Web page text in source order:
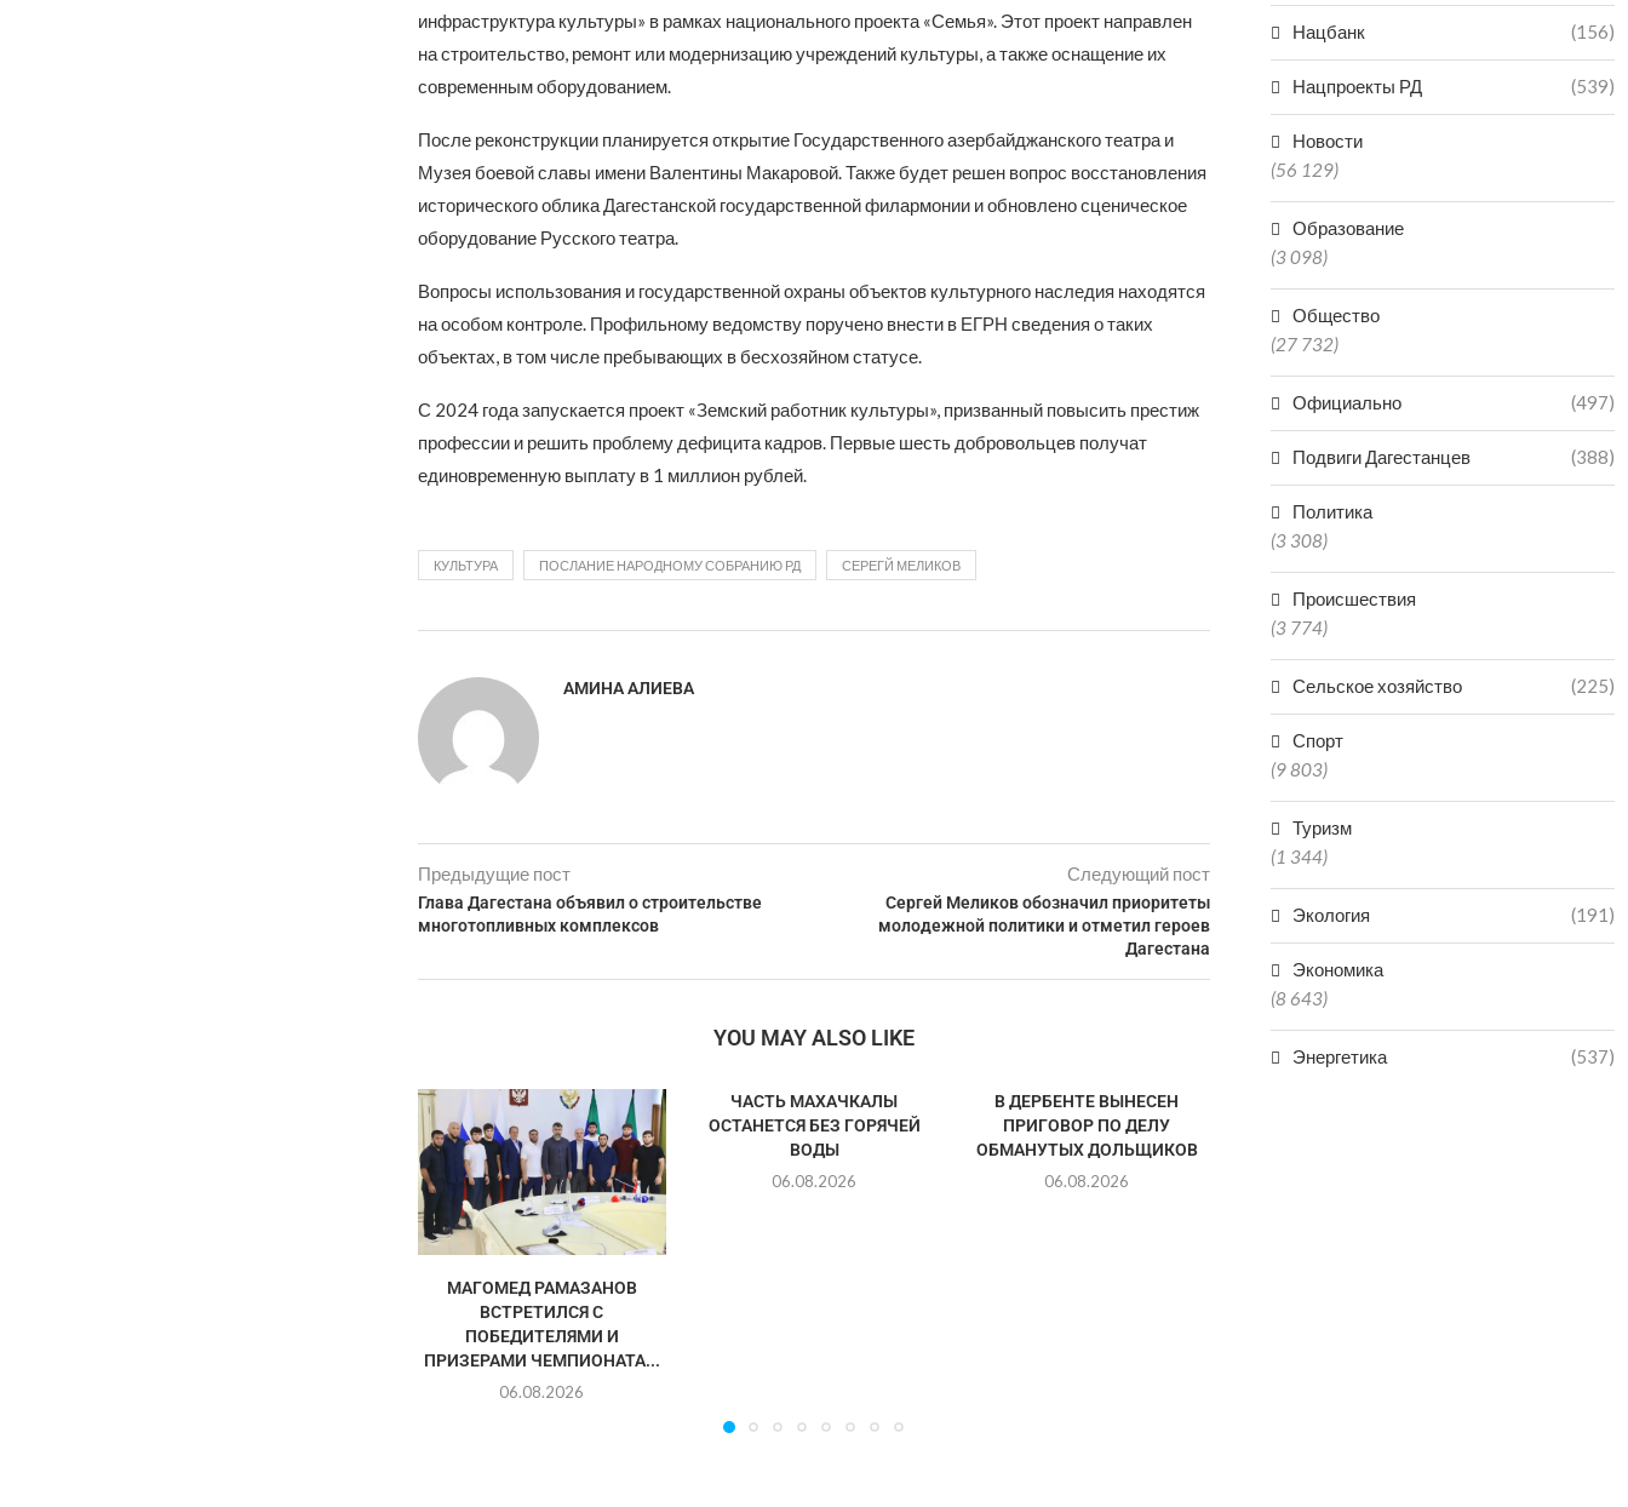
инфраструктура культуры» в рамках национального проекта «Семья». Этот проект направлен
на строительство, ремонт или модернизацию учреждений культуры, а также оснащение их
современным оборудованием.
После реконструкции планируется открытие Государственного азербайджанского театра и
Музея боевой славы имени Валентины Макаровой. Также будет решен вопрос восстановления
исторического облика Дагестанской государственной филармонии и обновлено сценическое
оборудование Русского театра.
Вопросы использования и государственной охраны объектов культурного наследия находятся
на особом контроле. Профильному ведомству поручено внести в ЕГРН сведения о таких
объектах, в том числе пребывающих в бесхозяйном статусе.
С 2024 года запускается проект «Земский работник культуры», призванный повысить престиж
профессии и решить проблему дефицита кадров. Первые шесть добровольцев получат
единовременную выплату в 1 миллион рублей.
КУЛЬТУРА ПОСЛАНИЕ НАРОДНОМУ СОБРАНИЮ РД СЕРЕГЙ МЕЛИКОВ
АМИНА АЛИЕВА
Предыдущие пост
Глава Дагестана объявил о строительстве
многотопливных комплексов
Следующий пост
Сергей Меликов обозначил приоритеты
молодежной политики и отметил героев
Дагестана
YOU MAY ALSO LIKE
МАГОМЕД РАМАЗАНОВ
ВСТРЕТИЛСЯ С
ПОБЕДИТЕЛЯМИ И
ПРИЗЕРАМИ ЧЕМПИОНАТА...
06.08.2026
ЧАСТЬ МАХАЧКАЛЫ
ОСТАНЕТСЯ БЕЗ ГОРЯЧЕЙ
ВОДЫ
06.08.2026
В ДЕРБЕНТЕ ВЫНЕСЕН
ПРИГОВОР ПО ДЕЛУ
ОБМАНУТЫХ ДОЛЬЩИКОВ
06.08.2026
Нацбанк (156)
Нацпроекты РД (539)
Новости
(56 129)
Образование
(3 098)
Общество
(27 732)
Официально (497)
Подвиги Дагестанцев (388)
Политика
(3 308)
Происшествия
(3 774)
Сельское хозяйство (225)
Спорт
(9 803)
Туризм
(1 344)
Экология (191)
Экономика
(8 643)
Энергетика (537)